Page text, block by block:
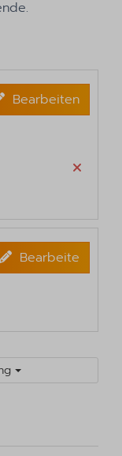
Bearbeiten
Bearbeite